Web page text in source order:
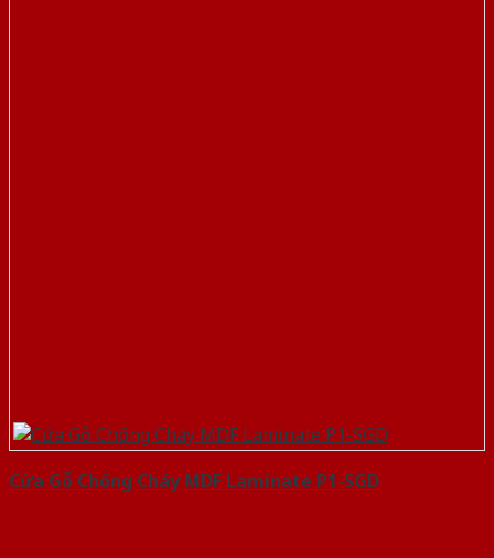
Cửa Gỗ Chống Cháy MDF Laminate P1-SGD